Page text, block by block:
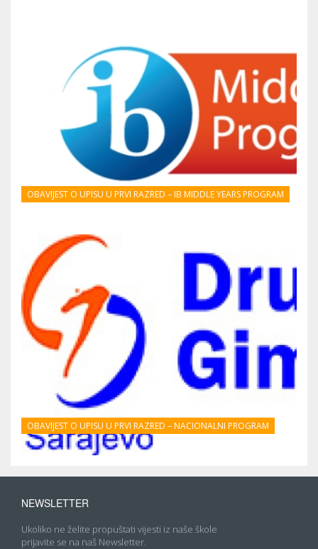
OBAVIJEST O UPISU U PRVI RAZRED – IB MIDDLE YEARS PROGRAM
OBAVIJEST O UPISU U PRVI RAZRED – NACIONALNI PROGRAM
NEWSLETTER
Ukoliko ne želite propuštati vijesti iz naše škole
prijavite se na naš Newsletter.